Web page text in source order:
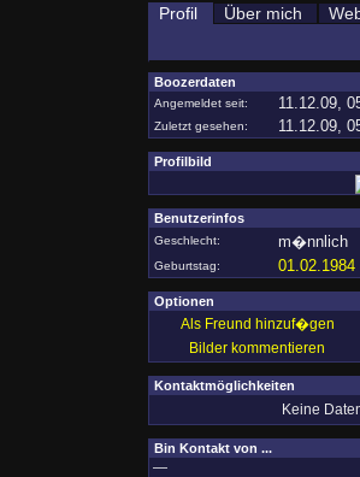
Profil Über mich
Boozerdaten
Angemeldet seit: 11.12.09,
Zuletzt gesehen: 11.12.09,
Profilbild
Benutzerinfos
Geschlecht: m�nnlich
Geburtstag: 01.02.1984
Optionen
Als Freund hinzuf�gen
Bilder kommentieren
Kontaktmöglichkeiten
Keine
Bin Kontakt von ...
—